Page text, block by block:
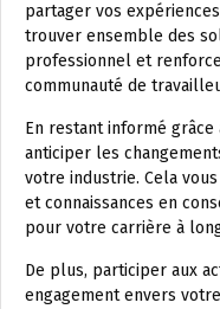
partager vos
trouver ensemble des
professionnel et
communauté de
En restant informé grâce
anticiper les
votre industrie. Cela
et connaissances en
pour votre carrière à
De plus, participer aux
engagement envers